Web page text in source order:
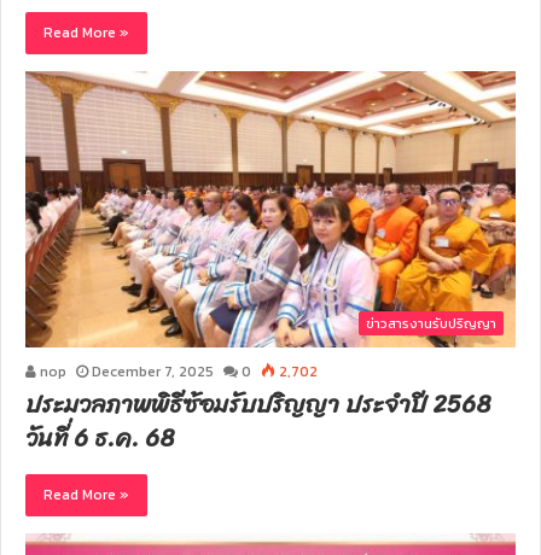
Read More »
ข่าวสารงานรับปริญญา
nop December 7, 2025 0 2,702
ประมวลภาพพิธีซ้อมรับปริญญา ประจำปี 2568
วันที่ 6 ธ.ค. 68
Read More »